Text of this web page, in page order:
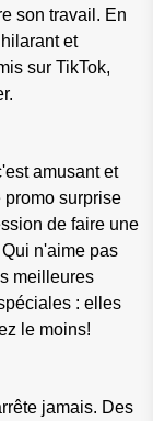
son travail. En
et
sur TikTok,
amusant et
surprise
de faire une
n'aime pas
meilleures
: elles
le moins!
jamais. Des